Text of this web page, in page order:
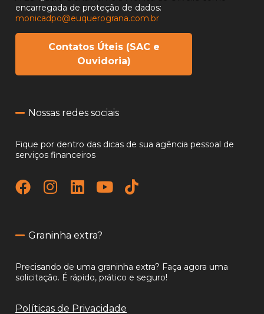
encarregada de proteção de dados:
monicadpo@euquerograna.com.br
Contatos Úteis (SAC e
Ouvidoria)
Nossas redes sociais
Fique por dentro das dicas de sua agência pessoal de
serviços financeiros
Graninha extra?
Precisando de uma graninha extra? Faça agora uma
solicitação. É rápido, prático e seguro!
Políticas de Privacidade